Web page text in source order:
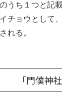
うち１つと記
チョウとし
れる。
「門僕神